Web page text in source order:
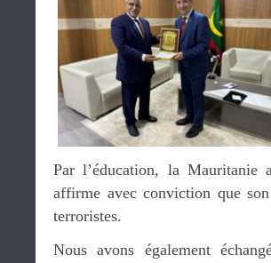
Par l’éducation, la
affirme avec conviction que
terroristes.
Nous avons également